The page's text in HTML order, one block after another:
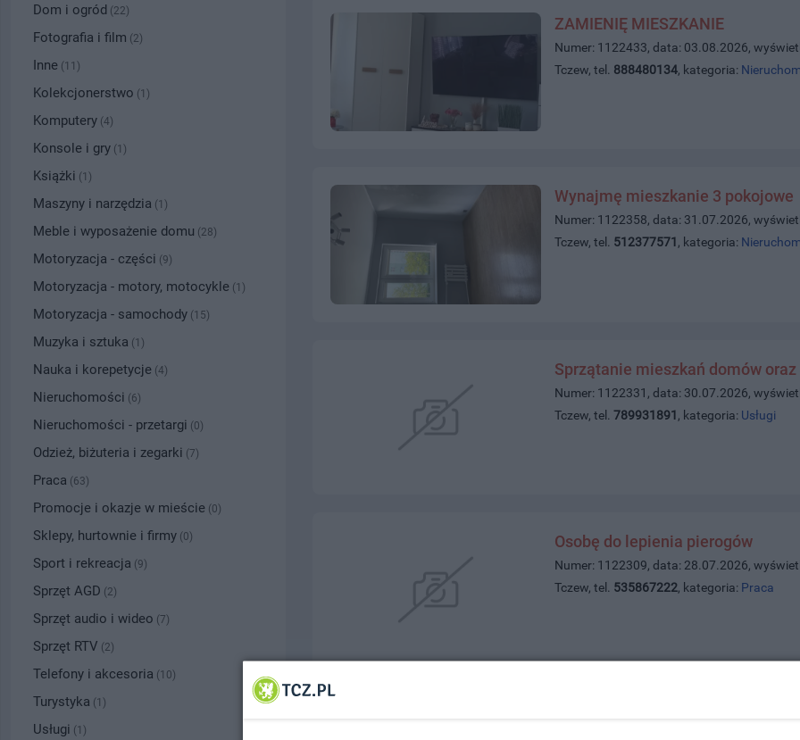
ZAMIENIĘ MIESZKANIE
Numer: 1122433, data: 03.08.2026,
Tczew, tel. 888480134, kategoria:
Wynajmę mieszkanie 3 pokojowe
Numer: 1122358, data: 31.07.2026,
Tczew, tel. 512377571 , kategoria:
Sprzątanie mieszkań domów
Numer: 1122331, data: 30.07.2026,
Tczew, tel.789931891, kategoria: Usługi
Osobę do lepienia pierogów
Numer: 1122309, data: 28.07.2026,
Tczew, tel. 535867222, kategoria: Praca
Dom i ogród (22)
Fotografia i film (2)
Inne (11)
Kolekcjonerstwo (1)
Komputery (4)
Konsole i gry (1)
Książki (1)
Maszyny i narzędzia (1)
Meble i wyposażenie domu (28)
Motoryzacja - części (9)
Motoryzacja - motory, motocykle (1)
Motoryzacja - samochody (15)
Muzyka i sztuka (1)
Nauka i korepetycje (4)
Nieruchomości (6)
Nieruchomości - przetargi (0)
Odzież, biżuteria i zegarki (7)
Praca (63)
Promocje i okazje w mieście (0)
Sklepy, hurtownie i firmy (0)
Sport i rekreacja (9)
Sprzęt AGD (2)
Sprzęt audio i wideo (7)
Sprzęt RTV (2)
Telefony i akcesoria (10)
Turystyka (1)
Usługi (1)